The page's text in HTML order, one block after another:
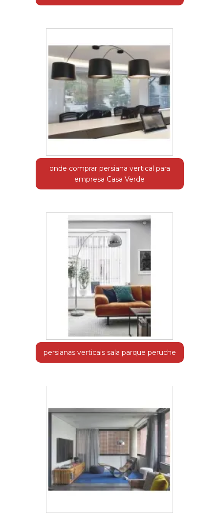
onde comprar persiana vertical para
empresa Casa Verde
persianas verticais sala parque peruche